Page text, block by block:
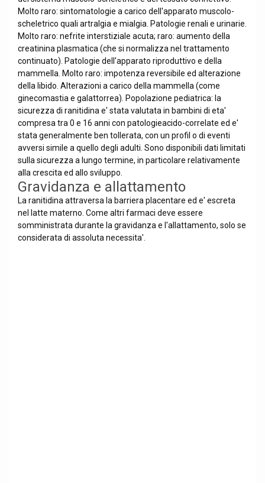
Molto raro: sintomatologie a carico dell'apparato muscolo-
scheletrico quali artralgia e mialgia. Patologie renali e urinarie.
Molto raro: nefrite interstiziale acuta; raro: aumento della
creatinina plasmatica (che si normalizza nel trattamento
continuato). Patologie dell'apparato riproduttivo e della
mammella. Molto raro: impotenza reversibile ed alterazione
della libido. Alterazioni a carico della mammella (come
ginecomastia e galattorrea). Popolazione pediatrica: la
sicurezza di ranitidina e' stata valutata in bambini di eta'
compresa tra 0 e 16 anni con patologieacido-correlate ed e'
stata generalmente ben tollerata, con un profil o di eventi
avversi simile a quello degli adulti. Sono disponibili dati limitati
sulla sicurezza a lungo termine, in particolare relativamente
alla crescita ed allo sviluppo.
Gravidanza e allattamento
La ranitidina attraversa la barriera placentare ed e' escreta
nel latte materno. Come altri farmaci deve essere
somministrata durante la gravidanza e l'allattamento, solo se
considerata di assoluta necessita'.